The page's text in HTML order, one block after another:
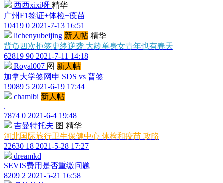
西西xixi呀 精华
广州F1签证+体检+疫苗
10419 0 2021-7-13 16:51
lichenyubeijing 新人帖 精华
背负四次拒签史终逆袭 大龄单身女青年也有春天
62819 90 2021-7-11 14:18
Royal007 图 新人帖
加拿大学签网申 SDS vs 普签
19089 5 2021-6-19 17:44
chamlbi 新人帖
.
7874 0 2021-6-4 19:48
吉曼特托夫 图 精华
河北国际旅行卫生保健中心 体检和疫苗 攻略
22630 18 2021-5-28 17:27
dreamkd
SEVIS费用是否重缴问题
8209 2 2021-5-21 16:58